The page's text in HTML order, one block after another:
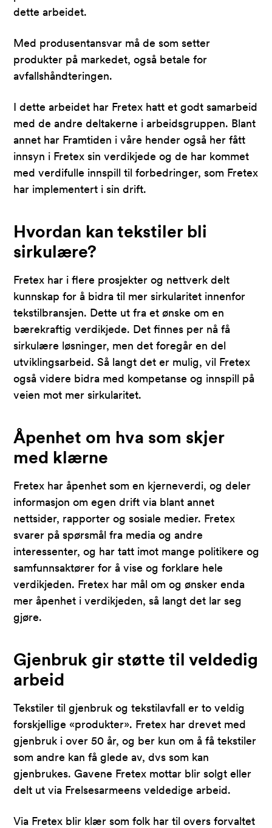
dette arbeidet.
Med produsentansvar må de som setter
produkter på markedet, også betale for
avfallshåndteringen.
I dette arbeidet har Fretex hatt et godt samarbeid
med de andre deltakerne i arbeidsgruppen. Blant
annet har Framtiden i våre hender også her fått
innsyn i Fretex sin verdikjede og de har kommet
med verdifulle innspill til forbedringer, som Fretex
har implementert i sin drift.
Hvordan kan tekstiler bli
sirkulære?
Fretex har i flere prosjekter og nettverk delt
kunnskap for å bidra til mer sirkularitet innenfor
tekstilbransjen. Dette ut fra et ønske om en
bærekraftig verdikjede. Det finnes per nå få
sirkulære løsninger, men det foregår en del
utviklingsarbeid. Så langt det er mulig, vil Fretex
også videre bidra med kompetanse og innspill på
veien mot mer sirkularitet.
Åpenhet om hva som skjer
med klærne
Fretex har åpenhet som en kjerneverdi, og deler
informasjon om egen drift via blant annet
nettsider, rapporter og sosiale medier. Fretex
svarer på spørsmål fra media og andre
interessenter, og har tatt imot mange politikere og
samfunnsaktører for å vise og forklare hele
verdikjeden. Fretex har mål om og ønsker enda
mer åpenhet i verdikjeden, så langt det lar seg
gjøre.
Gjenbruk gir støtte til veldedig
arbeid
Tekstiler til gjenbruk og tekstilavfall er to veldig
forskjellige «produkter». Fretex har drevet med
gjenbruk i over 50 år, og ber kun om å få tekstiler
som andre kan få glede av, dvs som kan
gjenbrukes. Gavene Fretex mottar blir solgt eller
delt ut via Frelsesarmeens veldedige arbeid.
Via Fretex blir klær som folk har til overs forvaltet